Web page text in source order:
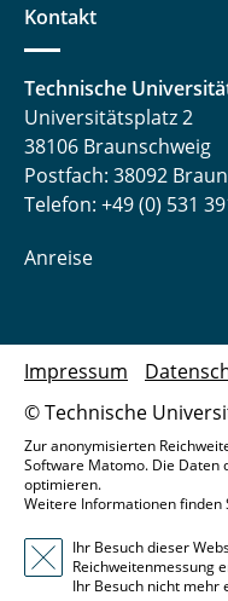
Kontakt
Technische
Universitätsplatz 2
38106 Braunschweig
Postfach: 38092
Telefon: +49 (0) 531
Anreise
© Technische
Impressum
Zur anonymisierten
Software Matomo. Die Daten
optimieren.
Weitere Informationen finden
Ihr Besuch dieser
Reichweitenmessung
Ihr Besuch nicht mehr